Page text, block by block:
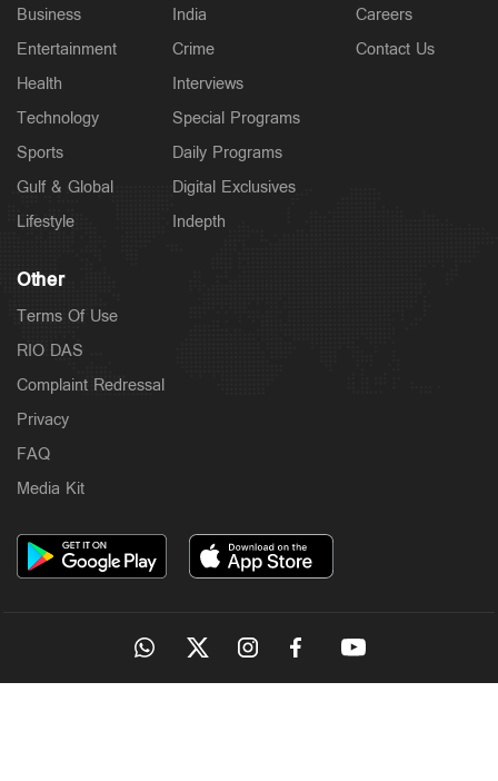
Business
Entertainment
Health
Technology
Sports
Gulf & Global
Lifestyle
India
Crime
Interviews
Special Programs
Daily Programs
Digital Exclusives
Indepth
Careers
Contact Us
Other
Terms Of Use
RIO DAS
Complaint Redressal
Privacy
FAQ
Media Kit